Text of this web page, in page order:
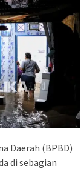
Daerah (BPBD)
di sebagian